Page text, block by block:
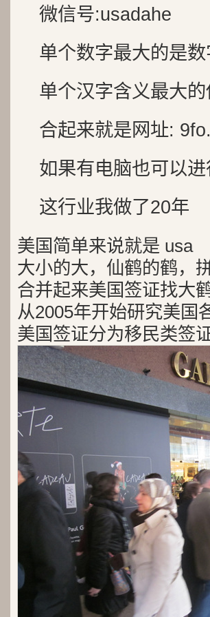
微信号:usadahe
单个数字最大的是数
单个汉字含义最大
合起来就是网址:
如果有电脑也可以
这行业我做了20年
美国简单来说就是 usa
大小的大，仙鹤的鹤，
合并起来美国签证找大
从2005年开始研究美国
美国签证分为移民类签